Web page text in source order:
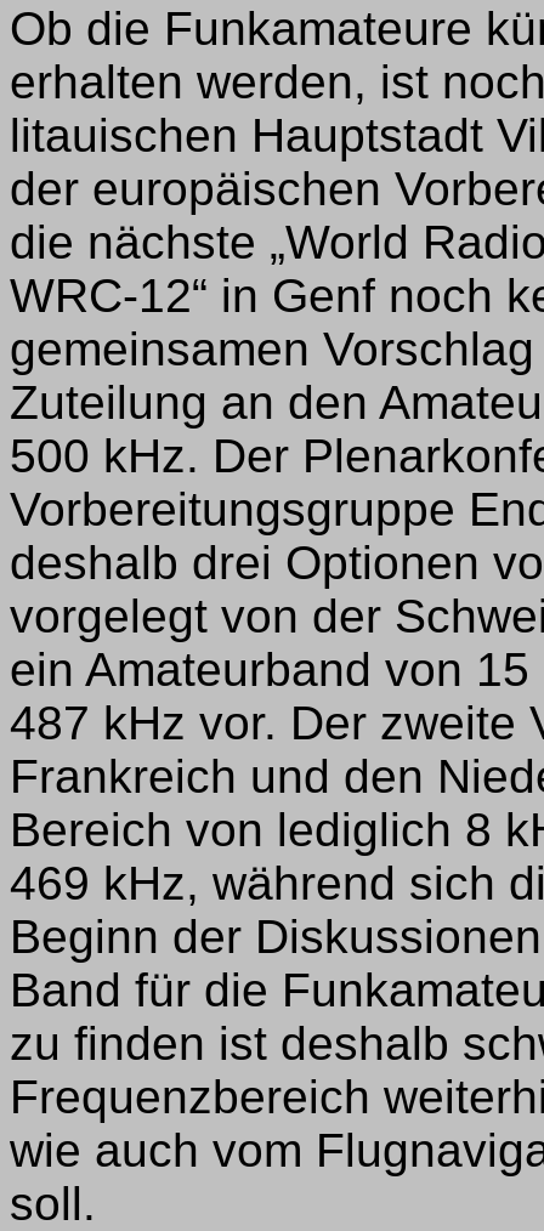
Ob die Funkamateure
erhalten werden, ist
litauischen Hauptstadt
der europäischen
die nächste „World
WRC-12“ in Genf noch
gemeinsamen
Zuteilung an den
500 kHz. Der
Vorbereitungsgruppe
deshalb drei Optionen
vorgelegt von der
ein Amateurband von
487 kHz vor. Der zweite
Frankreich und den
Bereich von lediglich 8
469 kHz, während sich
Beginn der
Band für die
zu finden ist deshalb
Frequenzbereich
wie auch vom
soll.